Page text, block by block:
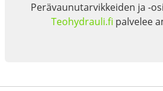
Perävaunutarvikkeiden ja -
Teohydrauli.fi palvelee